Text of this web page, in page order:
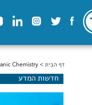
הינך נמצא כאן
דף הבית > Organic Chemistry
חדשות המדע